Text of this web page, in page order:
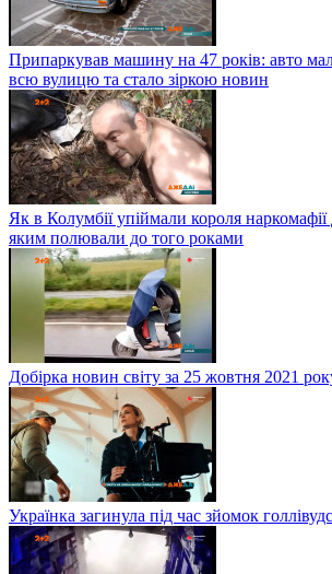
Припаркував машину на 47 років: авто
всю вулицю та стало зіркою новин
Як в Колумбії упіймали короля
яким полювали до того роками
Добірка новин світу за 25 жовтня 2021
Українка загинула під час зйомок